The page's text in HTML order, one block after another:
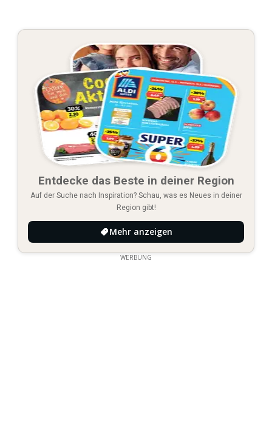
Entdecke das Beste in deiner Region
Auf der Suche nach Inspiration? Schau, was es Neues in deiner
Region gibt!
Mehr anzeigen
WERBUNG